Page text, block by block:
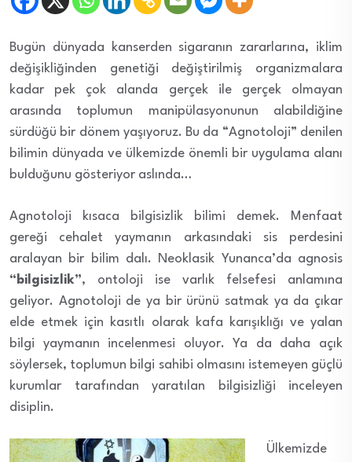
Bugün dünyada kanserden sigaranın zararlarına, iklim
değişikliğinden genetiği değiştirilmiş organizmalara
kadar pek çok alanda gerçek ile gerçek olmayan
arasında toplumun manipülasyonunun alabildiğine
sürdüğü bir dönem yaşıyoruz. Bu da “Agnotoloji” denilen
bilimin dünyada ve ülkemizde önemli bir uygulama alanı
bulduğunu gösteriyor aslında…
Agnotoloji kısaca bilgisizlik bilimi demek. Menfaat
gereği cehalet yaymanın arkasındaki sis perdesini
aralayan bir bilim dalı. Neoklasik Yunanca’da agnosis
“bilgisizlik”, ontoloji ise varlık felsefesi anlamına
geliyor. Agnotoloji de ya bir ürünü satmak ya da çıkar
elde etmek için kasıtlı olarak kafa karışıklığı ve yalan
bilgi yaymanın incelenmesi oluyor. Ya da daha açık
söylersek, toplumun bilgi sahibi olmasını istemeyen güçlü
kurumlar tarafından yaratılan bilgisizliği inceleyen
disiplin.
Ülkemizde